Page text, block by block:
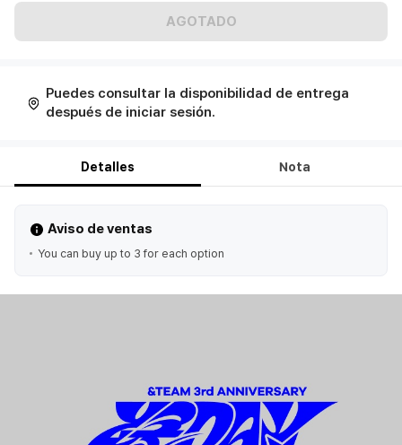
AGOTADO
Puedes consultar la disponibilidad de entrega
después de iniciar sesión.
Detalles Nota
Aviso de ventas
You can buy up to 3 for each option